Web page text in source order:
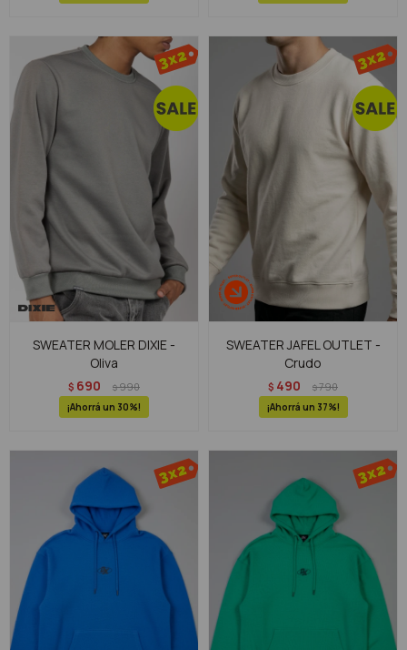
SWEATER MOLER DIXIE -
Oliva
$ 690 $990
30
SWEATER JAFEL OUTLET -
Crudo
$ 490 $790
37